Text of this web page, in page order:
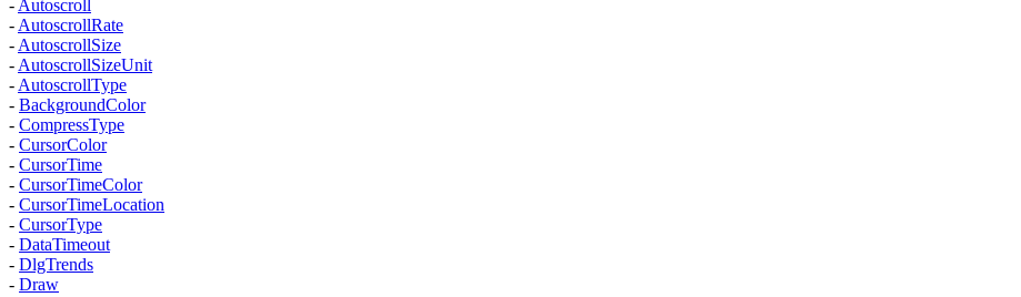
- Autoscroll
- AutoscrollRate
- AutoscrollSize
- AutoscrollSizeUnit
- AutoscrollType
- BackgroundColor
- CompressType
- CursorColor
- CursorTime
- CursorTimeColor
- CursorTimeLocation
- CursorType
- DataTimeout
- DlgTrends
- Draw